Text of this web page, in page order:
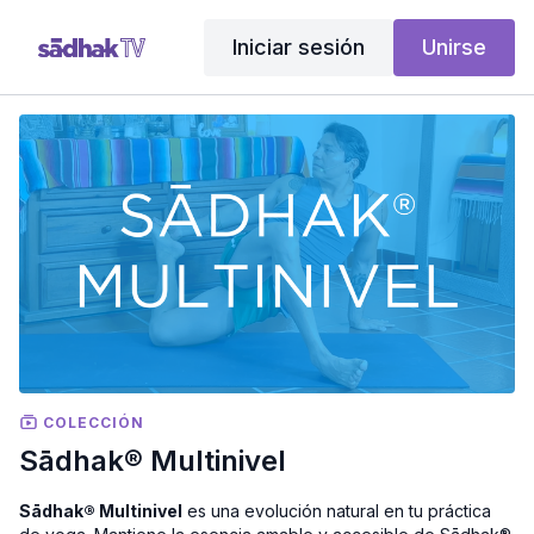
Iniciar sesión Unirse
COLECCIÓN
Sādhak® Multinivel
Sādhak® Multinivel es una evolución natural en tu práctica